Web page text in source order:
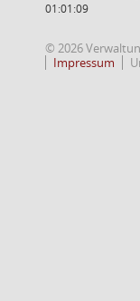
01:01:09
© 2026
Impressum